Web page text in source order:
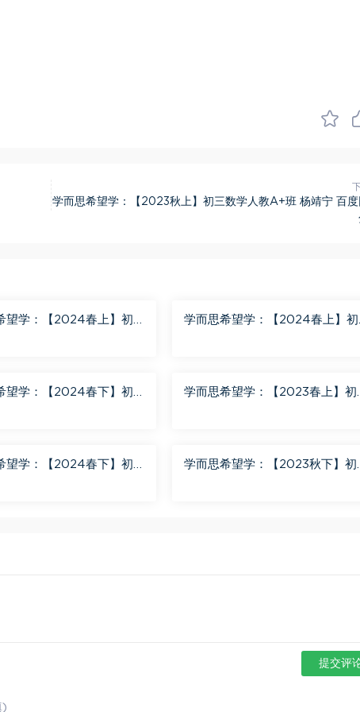
学而思希望学：【2023秋上】初三数学人教A+班 杨靖宁 百度
望学：【2024春上】初
学而思希望学：【2024春上】初
望学：【2024春下】初
学而思希望学：【2023春上】初
望学：【2024春下】初
学而思希望学：【2023秋下】初
提交评
)